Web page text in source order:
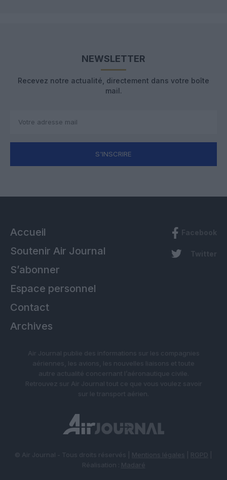
NEWSLETTER
Recevez notre actualité, directement dans votre boîte
mail.
S'INSCRIRE
Accueil
Soutenir Air Journal
S’abonner
Espace personnel
Contact
Archives